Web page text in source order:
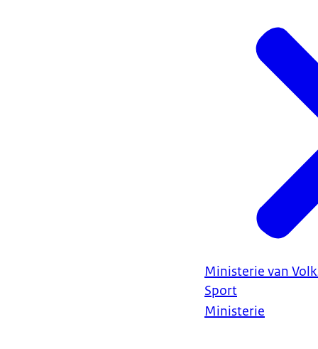
Ministerie van
Sport
Ministerie